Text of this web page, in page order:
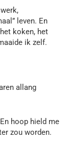
leven. En
koken, het
ik zelf.
allang
hoop hield me
zou worden.